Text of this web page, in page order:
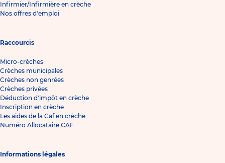
Infirmier/Infirmière en crèche
Nos offres d'emploi
Raccourcis
Micro-crèches
Crèches municipales
Crèches non genrées
Crèches privées
Déduction d'impôt en crèche
Inscription en crèche
Les aides de la Caf en crèche
Numéro Allocataire CAF
Informations légales